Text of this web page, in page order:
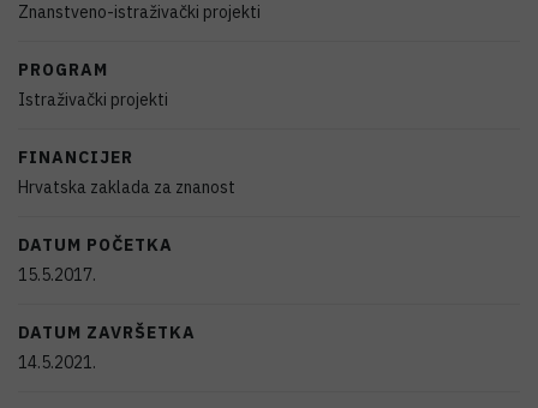
Znanstveno-istraživački projekti
PROGRAM
Istraživački projekti
FINANCIJER
Hrvatska zaklada za znanost
DATUM POČETKA
15.5.2017.
DATUM ZAVRŠETKA
14.5.2021.